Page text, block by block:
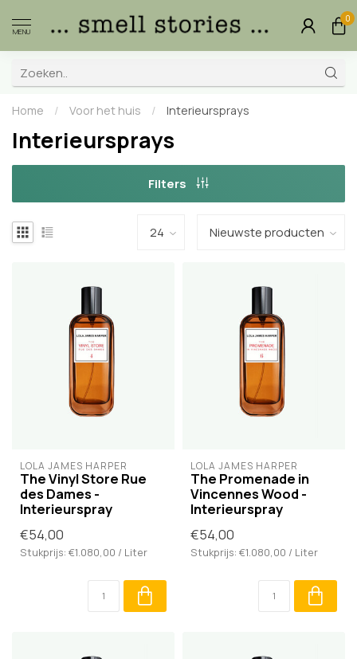
MENU
0
Home / Voor het huis / Interieursprays
Interieursprays
Filters
LOLA JAMES HARPER
The Vinyl Store Rue
des Dames -
Interieurspray
€54,00
Stukprijs: €1.080,00 / Liter
LOLA JAMES HARPER
The Promenade in
Vincennes Wood -
Interieurspray
€54,00
Stukprijs: €1.080,00 / Liter